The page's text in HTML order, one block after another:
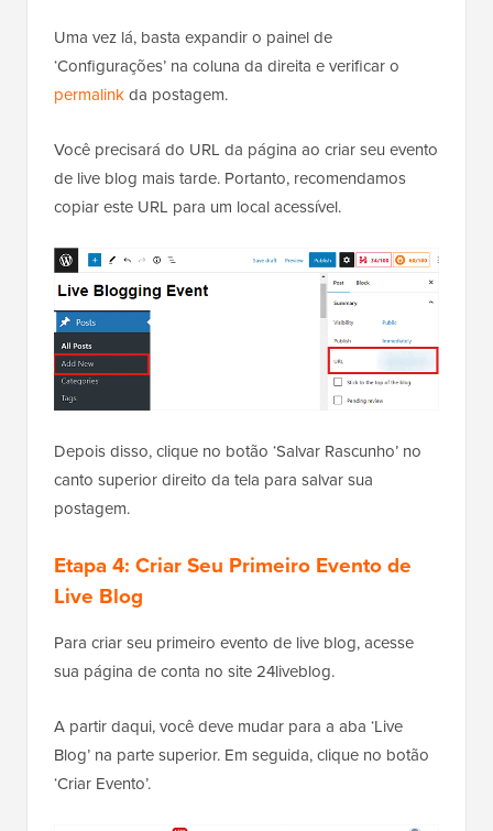
Uma vez lá, basta expandir o painel de
‘Configurações’ na coluna da direita e verificar o
permalinkda postagem.
Você precisará do URL da página ao criar seu evento
de live blog mais tarde. Portanto, recomendamos
copiar este URL para um local acessível.
Depois disso, clique no botão ‘Salvar Rascunho’ no
canto superior direito da tela para salvar sua
postagem.
Etapa 4: Criar Seu Primeiro Evento de
Live Blog
Para criar seu primeiro evento de live blog, acesse
sua página de conta no site 24liveblog.
A partir daqui, você deve mudar para a aba ‘Live
Blog’ na parte superior. Em seguida, clique no botão
‘Criar Evento’.